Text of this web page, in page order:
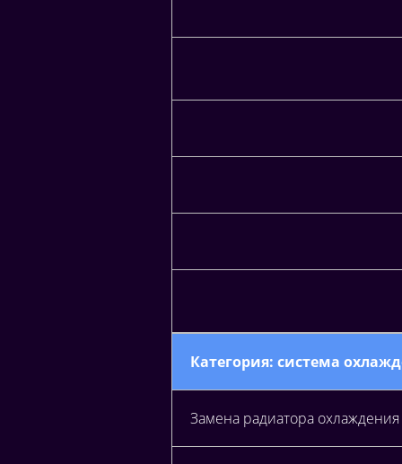
Категория: система
Замена радиатора охлаждения